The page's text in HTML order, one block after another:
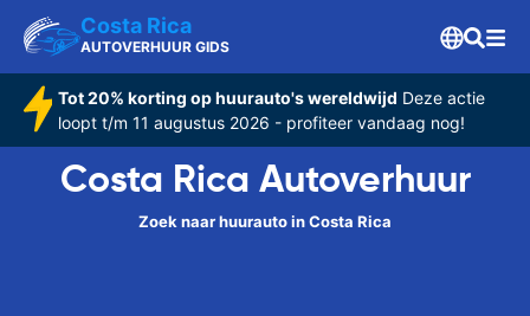
Costa Rica
AUTOVERHUUR GIDS
Tot 20% korting op huurauto's wereldwijd Deze actie
loopt t/m 11 augustus 2026 - profiteer vandaag nog!
Costa Rica Autoverhuur
Zoek naar huurauto in Costa Rica